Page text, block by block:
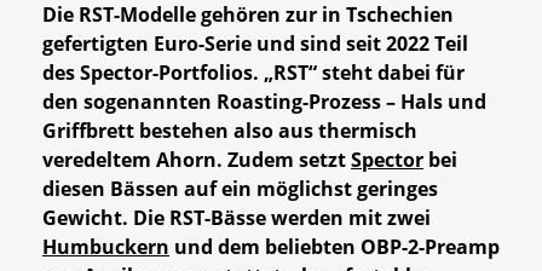
Die RST-Modelle gehören zur in Tschechien
gefertigten Euro-Serie und sind seit 2022 Teil
des Spector-Portfolios. „RST“ steht dabei für
den sogenannten Roasting-Prozess – Hals und
Griffbrett bestehen also aus thermisch
veredeltem Ahorn. Zudem setztSpector bei
diesen Bässen auf ein möglichst geringes
Gewicht. Die RST-Bässe werden mit zwei
Humbuckern und dem beliebten OBP-2-Preamp